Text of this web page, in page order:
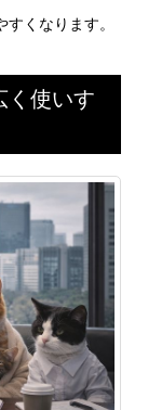
くなります。
く使いす